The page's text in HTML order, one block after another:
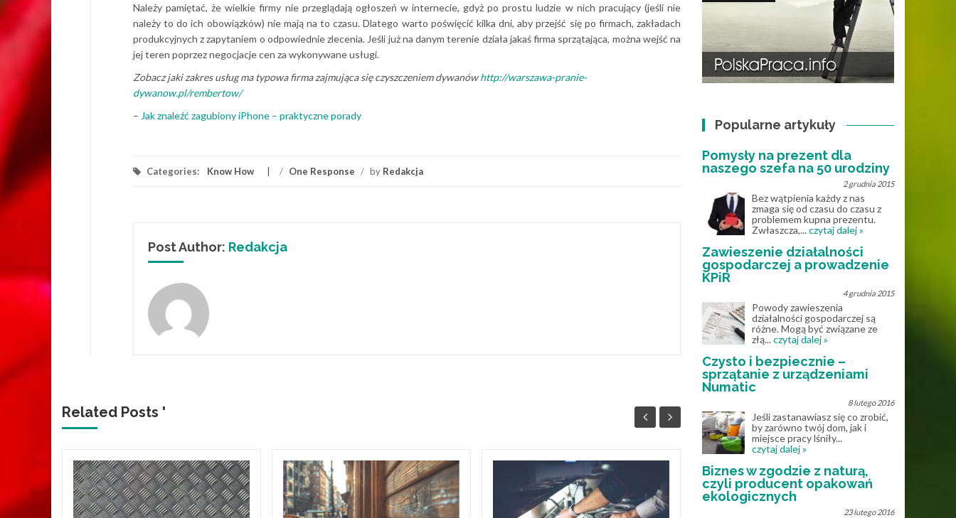
Należy pamiętać, że wielkie firmy nie przeglądają ogłoszeń w internecie, gdyż po prostu ludzie w nich pracujący (jeśli nie
należy to do ich obowiązków) nie mają na to czasu. Dlatego warto poświęcić kilka dni, aby przejść się po firmach, zakładach
produkcyjnych z zapytaniem o odpowiednie zlecenia. Jeśli już na danym terenie działa jakaś firma sprzątająca, można wejść na
jej teren poprzez negocjacje cen za wykonywane usługi.
Zobacz jaki zakres usług ma typowa firma zajmująca się czyszczeniem dywanówhttp://warszawa-pranie-
dywanow.pl/rembertow/
– Jak znaleźć zagubiony iPhone – praktyczne porady
Categories: Know How / One Response / by Redakcja
Post Author: Redakcja
Related Posts '
25
Muzyka online – jak
internet zmienił
sposób korzystania z
Popularne artykuły
Pomysły na prezent dla
naszego szefa na 50 urodziny
2 grudnia 2015
Bez wątpienia każdy z nas
zmaga się od czasu do czasu z
problemem kupna prezentu.
Zwłaszcza,...czytaj dalej »
Zawieszenie działalności
gospodarczej a prowadzenie
KPiR
4 grudnia 2015
Powody zawieszenia
działalności gospodarczej są
różne. Mogą być związane ze
złą...czytaj dalej »
Czysto i bezpiecznie –
sprzątanie z urządzeniami
Numatic
8 lutego 2016
Jeśli zastanawiasz się co zrobić,
by zarówno twój dom, jak i
miejsce pracy lśniły...
czytaj dalej »
Biznes w zgodzie z naturą,
czyli producent opakowań
ekologicznych
23 lutego 2016